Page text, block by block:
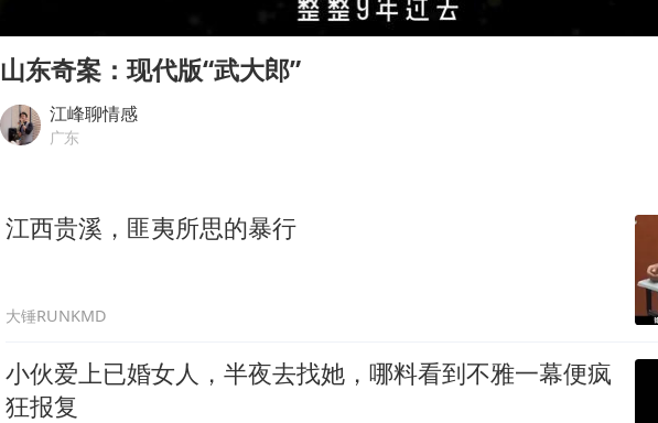
胡彦斌韩磊 谁帮谁
胡彦斌获《歌手2026》歌王
我国外贸延续良好增长态势
山东奇案：现代版“武大郎”
江峰聊情感
广东
江西贵溪，匪夷所思的暴行
大锤RUNKMD
小伙爱上已婚女人，半夜去找她，哪料看到不雅一幕便疯
狂报复